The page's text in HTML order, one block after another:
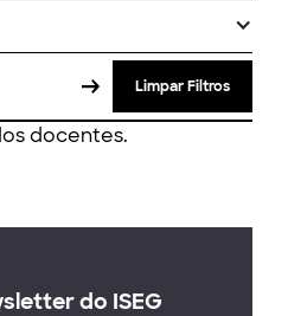
Limpar Filtros
docentes.
do ISEG